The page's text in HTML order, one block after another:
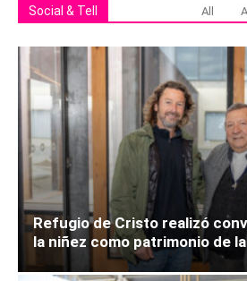
Social & Tell All
Refugio de Cristo realizó
la niñez como patrimonio de